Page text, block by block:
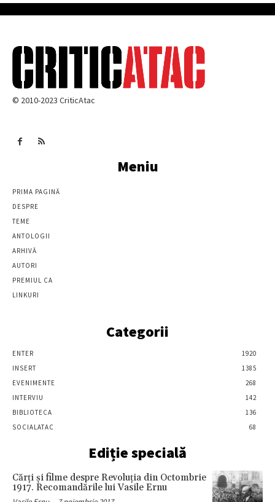
© 2010-2023 CriticAtac
Meniu
PRIMA PAGINĂ
DESPRE
TEME
ANTOLOGII
ARHIVĂ
AUTORI
PREMIUL CA
LINKURI
Categorii
ENTER
1920
INSERT
1385
EVENIMENTE
268
INTERVIU
142
BIBLIOTECA
136
SOCIALATAC
68
Ediție specială
Cărţi şi filme despre Revoluţia din Octombrie
1917. Recomandările lui Vasile Ernu